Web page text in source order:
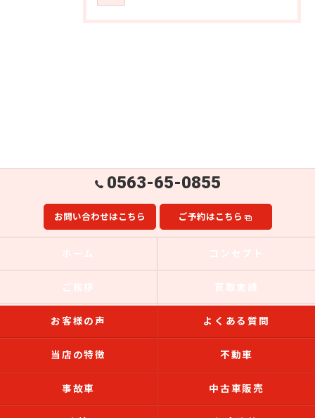
0563-65-0855
お問い合わせはこちら ご予約はこちら
お客様の声 よくある質問
当店の特徴 不動車
事故車 中古車販売